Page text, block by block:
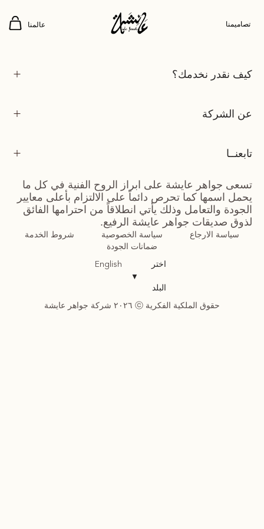
تصاميمنا عالمنا عطاء ٢٠٢٣
كيف نقدر نخدمك؟
عن الشركة
تابعنــا
تسعى جواهر عايشة على ابراز الروح الفنية في كل ما
يحمل اسمها كما تحرص دائماً على الالتزام بأعلى معايير
الجودة والتعامل وذلك يأتي انطلاقاً من احترامها الفائق
لذوق صديقات جواهر عايشة الرفيع.
سياسة الارجاع سياسة الخصوصية
شروط الخدمة
ضمانات الجودة
اختر
البلد
▼
English
حقوق الملكية الفكرية ⓒ ٢٠٢٦ شركة جواهر عايشة